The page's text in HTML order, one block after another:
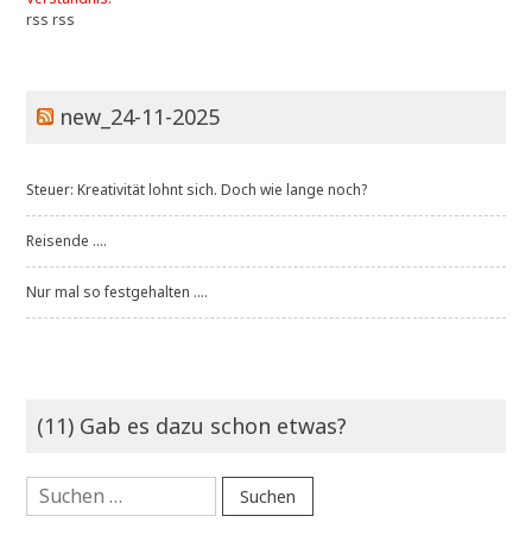
rss rss
new_24-11-2025
Steuer: Kreativität lohnt sich. Doch wie lange noch?
Reisende ....
Nur mal so festgehalten ....
(11) Gab es dazu schon etwas?
Suchen
nach: